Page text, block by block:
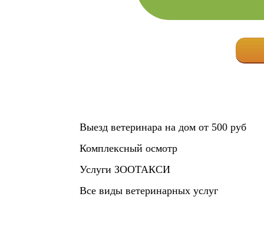
Выезд ветеринара на дом от 500 руб
Комплексный осмотр
Услуги ЗООТАКСИ
Все виды ветеринарных услуг